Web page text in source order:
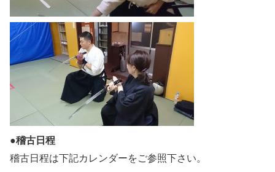
●稽古日程
稽古日程は下記カレンダーをご参照下さい。